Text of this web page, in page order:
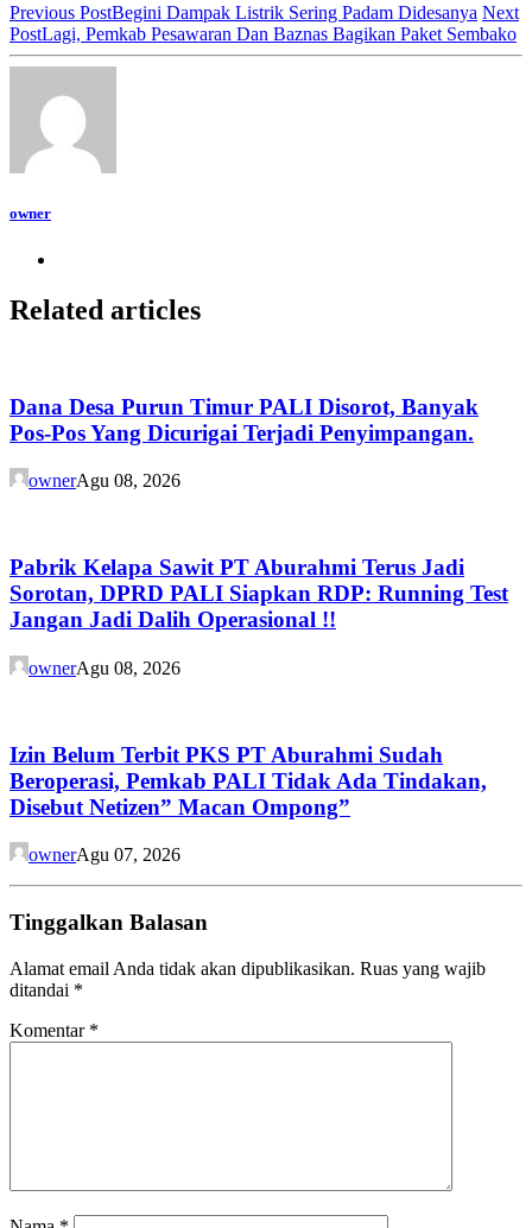
Previous PostBegini Dampak Listrik Sering Padam Didesanya Next
PostLagi, Pemkab Pesawaran Dan Baznas Bagikan Paket Sembako
owner
Related articles
Dana Desa Purun Timur PALI Disorot, Banyak
Pos-Pos Yang Dicurigai Terjadi Penyimpangan.
ownerAgu 08, 2026
Pabrik Kelapa Sawit PT Aburahmi Terus Jadi
Sorotan, DPRD PALI Siapkan RDP: Running Test
Jangan Jadi Dalih Operasional !!
ownerAgu 08, 2026
Izin Belum Terbit PKS PT Aburahmi Sudah
Beroperasi, Pemkab PALI Tidak Ada Tindakan,
Disebut Netizen” Macan Ompong”
ownerAgu 07, 2026
Tinggalkan Balasan
Alamat email Anda tidak akan dipublikasikan. Ruas yang wajib
ditandai *
Komentar *